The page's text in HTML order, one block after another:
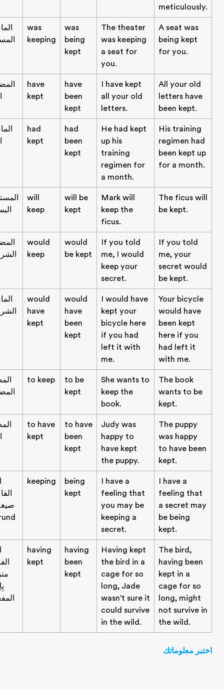
meticulously.
الماضي
المستمر
keeping
being
The theater
was keeping
a seat for
A seat was
being kept
for you.
المضارع
have
have
been
I have kept
all your old
letters.
All your old
letters have
been kept.
الماضي
been
He had kept
up his
training
regimen for
a month.
His training
regimen had
been kept up
for a month.
المستقبل
البسيط
keep
will be
Mark will
keep the
ficus.
The ficus will
be kept.
المضارع
الشرطي
would
keep
would
be kept
If you told
me, I would
keep your
secret.
If you told
me, your
secret would
be kept.
الماضي
الشرطي
would
have
would
have
been
I would have
kept your
bicycle here
if you had
left it with
Your bicycle
would have
been kept
here if you
had left it
with me.
المصدر
المضارع
to keep
to be
She wants to
keep the
book.
The book
wants to be
kept.
المصدر
to have
to have
been
Judy was
happy to
have kept
the puppy.
The puppy
was happy
to have been
kept.
الفاعل؛
صيغة الـ
Gerund
keeping
being
I have a
feeling that
you may be
keeping a
secret.
I have a
feeling that
a secret may
be being
kept.
الفاعل
متبوعًا
المفعول
having
having
been
Having kept
the bird in a
cage for so
long, Jade
wasn't sure it
could survive
in the wild.
The bird,
having been
kept in a
cage for so
long, might
not survive in
the wild.
معلوماتك